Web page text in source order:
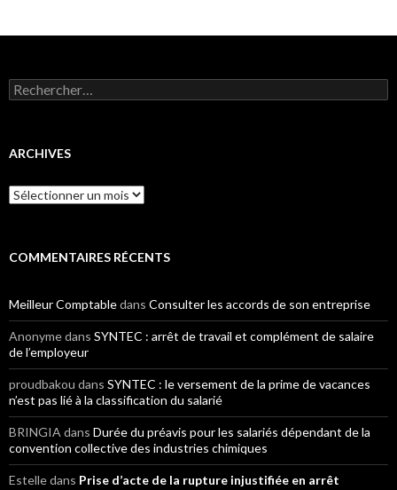
Rechercher :
ARCHIVES
Archives
COMMENTAIRES RÉCENTS
Meilleur Comptabledans Consulter les accords de son entreprise
Anonymedans SYNTEC : arrêt de travail et complément de salaire
de l’employeur
proudbakou dans SYNTEC : le versement de la prime de vacances
n’est pas lié à la classification du salarié
BRINGIA dans Durée du préavis pour les salariés dépendant de la
convention collective des industries chimiques
Estelledans Prise d’acte de la rupture injustifiée en arrêt